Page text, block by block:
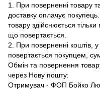
1. При поверненні товару
доставку оплачує
товару здійснюється
що повертається.
2. При поверненні коштів,
повертається покупцем,
Обмін та повернення
через Нову пошту:
Отримувач - ФОП Бойко